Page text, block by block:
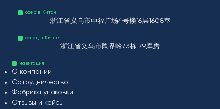
офис в Китае
浙江省义乌市中福广场4号楼16层1608室
склад в Китае
浙江省义乌市陶界岭73栋179库房
навигация
О компании
Сотрудничество
Фабрика упаковки
Отзывы и кейсы